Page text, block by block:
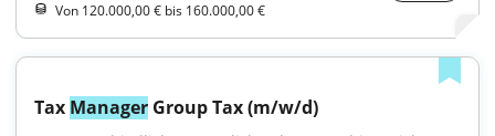
Von 120.000,00 € bis 160.000,00 €
Tax Manager Group Tax (m/w/d)